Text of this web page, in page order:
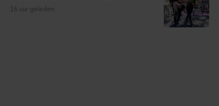
16 uur geleden